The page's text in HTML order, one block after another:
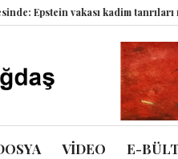
kadim tanrıları nasıl komplo
VİDEO E-